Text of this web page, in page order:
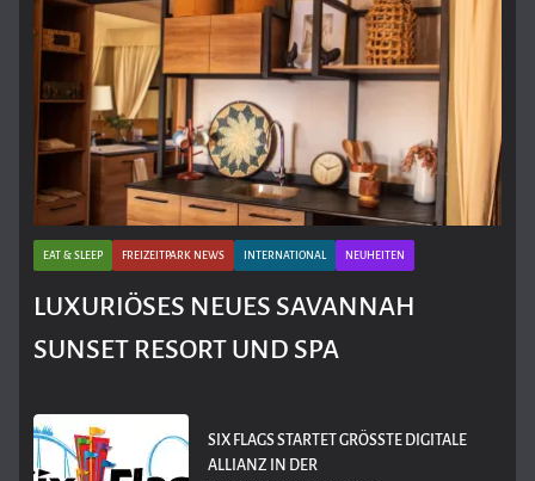
EAT & SLEEP FREIZEITPARK NEWS INTERNATIONAL NEUHEITEN
LUXURIÖSES NEUES SAVANNAH
SUNSET RESORT UND SPA
SIX FLAGS STARTET GRÖSSTE DIGITALE A
LLIANZ IN DER F